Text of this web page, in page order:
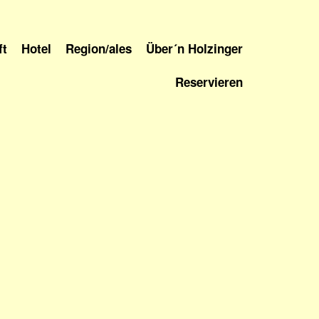
Hotel Region/ales
Über´n Holzinger
Reservieren